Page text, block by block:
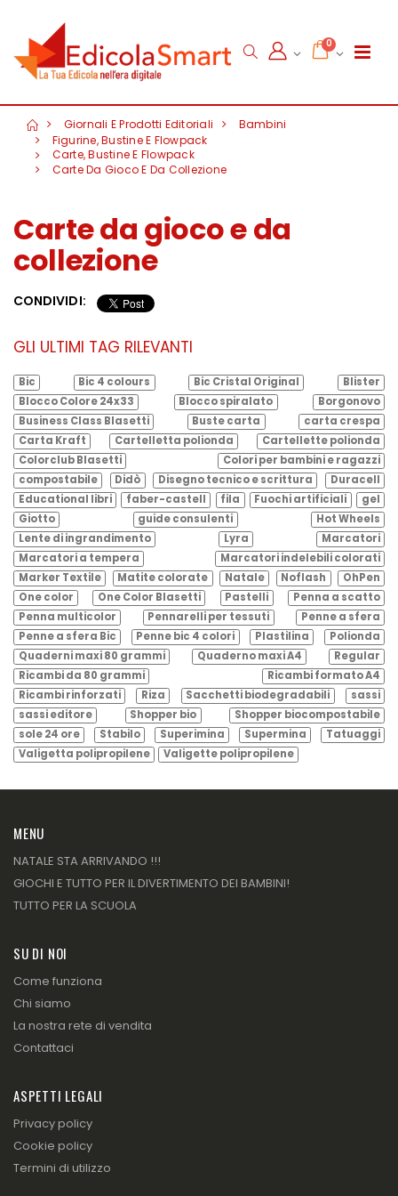
0
Giornali E Prodotti Editoriali
Bambini
Figurine, Bustine E Flowpack
Carte, Bustine E Flowpack
Carte Da Gioco E Da Collezione
Carte da gioco e da
collezione
CONDIVIDI:
GLI ULTIMI TAG RILEVANTI
Bic Bic 4 colours Bic Cristal Original
Blister
Blocco Colore 24x33
Blocco spiralato
Borgonovo
Business Class Blasetti
Buste carta
carta crespa
Carta Kraft
Cartelletta polionda
Cartellette polionda
Colorclub Blasetti
Colori per bambini e ragazzi
compostabile
Didò Disegno tecnico e scrittura
Duracell
Educational libri
faber-castell fila Fuochi artificiali
gel
Giotto
guide consulenti
Hot Wheels
Lente di ingrandimento
Lyra
Marcatori
Marcatori a tempera
Marcatori indelebili colorati
Marker Textile
Matite colorate Natale Noflash
OhPen
One color
One Color Blasetti Pastelli
Penna a scatto
Penna multicolor
Pennarelli per tessuti
Penne a sfera
Penne a sfera Bic
Penne bic 4 colori Plastilina
Polionda
Quaderni maxi 80 grammi
Quaderno maxi A4
Regular
Ricambi da 80 grammi
Ricambi formato A4
Ricambi rinforzati
Riza Sacchetti biodegradabili
sassi
sassi editore
Shopper bio
Shopper biocompostabile
sole 24 ore
Stabilo Superimina Supermina
Tatuaggi
Valigetta polipropilene
Valigette polipropilene
MENU
NATALE STA ARRIVANDO !!!
GIOCHI E TUTTO PER IL DIVERTIMENTO DEI BAMBINI!
TUTTO PER LA SCUOLA
SU DI NOI
Come funziona
Chi siamo
La nostra rete di vendita
Contattaci
ASPETTI LEGALI
Privacy policy
Cookie policy
Termini di utilizzo